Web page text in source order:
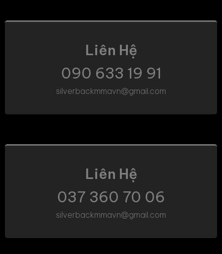
Liên Hệ
090 633 19 91
silverbackmmavn@gmail.com
Liên Hệ
037 360 70 06
silverbackmmavn@gmail.com